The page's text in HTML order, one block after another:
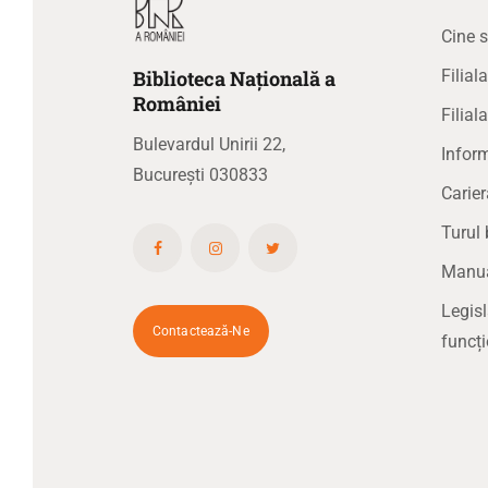
BibliotecaNaționalăa
României
Bulevardul Unirii 22,
București 030833
Contactează-Ne
Cine
Turul